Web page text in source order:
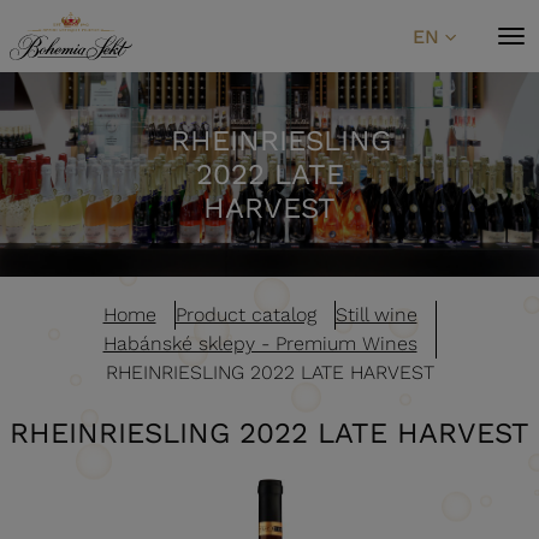
Skip to content
EN
RHEINRIESLING
2022 LATE
HARVEST
Home Product catalog
Still wine
Habánské sklepy - Premium Wines
RHEINRIESLING 2022 LATE HARVEST
RHEINRIESLING 2022 LATE HARVEST